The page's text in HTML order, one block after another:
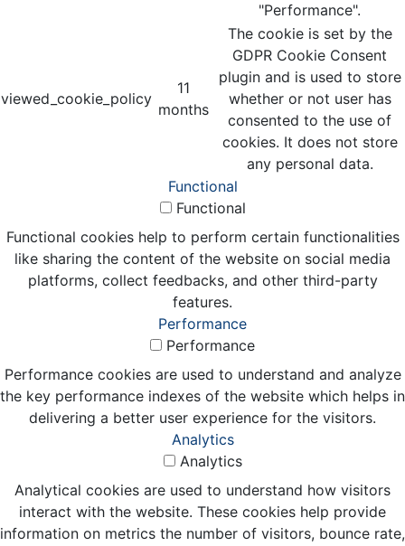
"Performance".
viewed_cookie_policy
11
months
The cookie is set by the
GDPR Cookie Consent
plugin and is used to store
whether or not user has
consented to the use of
cookies. It does not store
any personal data.
Functional
Functional
Functional cookies help to perform certain functionalities
like sharing the content of the website on social media
platforms, collect feedbacks, and other third-party
features.
Performance
Performance
Performance cookies are used to understand and analyze
the key performance indexes of the website which helps in
delivering a better user experience for the visitors.
Analytics
Analytics
Analytical cookies are used to understand how visitors
interact with the website. These cookies help provide
information on metrics the number of visitors, bounce rate,